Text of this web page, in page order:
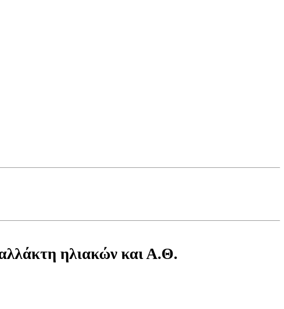
ηλιακών και Α.Θ.